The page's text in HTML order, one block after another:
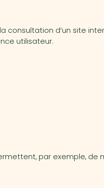
d’un site
utilisateur.
par exemple, de